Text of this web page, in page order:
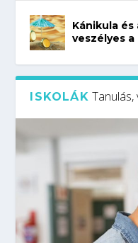
Kánikula
veszélyes
ISKOLÁK Tanulás,